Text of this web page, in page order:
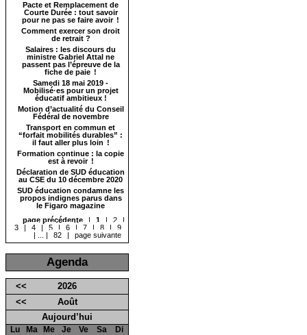
Pacte et Remplacement de
Courte Durée : tout savoir
pour ne pas se faire avoir !
Comment exercer son droit
de retrait ?
Salaires : les discours du
ministre Gabriel Attal ne
passent pas l’épreuve de la
fiche de paie !
Samedi 18 mai 2019 -
Mobilisé·es pour un projet
éducatif ambitieux !
Motion d’actualité du Conseil
Fédéral de novembre
Transport en commun et
“forfait mobilités durables” :
il faut aller plus loin !
Formation continue : la copie
est à revoir !
Déclaration de SUD éducation
au CSE du 10 décembre 2020
SUD éducation condamne les
propos indignes parus dans
le Figaro magazine
page précédente
| 1 | 2
|
3
| 4 | 5 | 6 | 7 | 8 |
9
|
| 82 | page suivante
Agenda
<<
2026
<<
Août
Aujourd’hui
Lu Ma Me Je Ve Sa
Di